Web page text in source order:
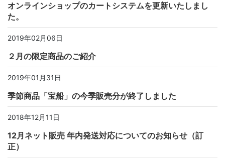
オンラインショップのカートシステムを更新いたしまし
た。
2019年02月06日
２月の限定商品のご紹介
2019年01月31日
季節商品「宝船」の今季販売分が終了しました
2018年12月11日
12月ネット販売 年内発送対応についてのお知らせ（訂
正）